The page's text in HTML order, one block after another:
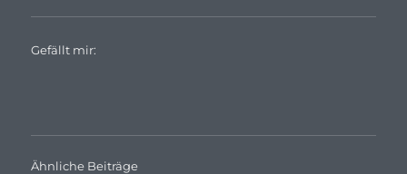
Gefällt mir:
Ähnliche Beiträge